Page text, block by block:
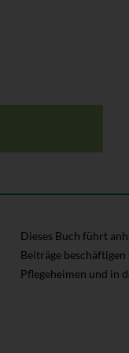
Dieses Buch führt
Beiträge
Pflegeheimen und in